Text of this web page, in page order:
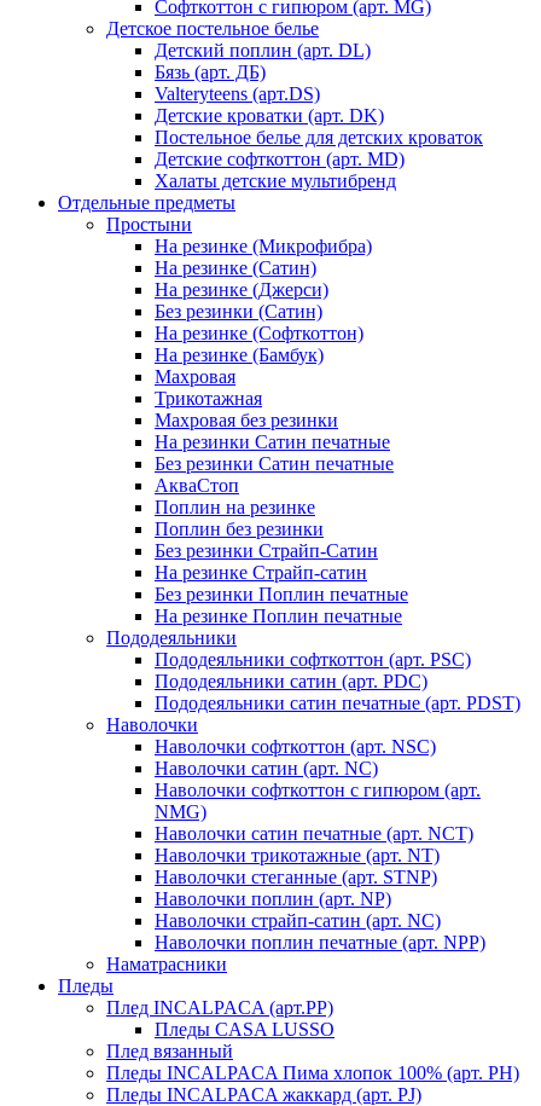
Софткоттон с гипюром (арт. MG)
Детское постельное белье
Детский поплин (арт. DL)
Бязь (арт. ДБ)
Valteryteens (арт.DS)
Детские кроватки (арт. DK)
Постельное белье для детских кроваток
Детские софткоттон (арт. MD)
Халаты детские мультибренд
Отдельные предметы
Простыни
На резинке (Микрофибра)
На резинке (Сатин)
На резинке (Джерси)
Без резинки (Сатин)
На резинке (Софткоттон)
На резинке (Бамбук)
Махровая
Трикотажная
Махровая без резинки
На резинки Сатин печатные
Без резинки Сатин печатные
АкваСтоп
Поплин на резинке
Поплин без резинки
Без резинки Страйп-Сатин
На резинке Страйп-сатин
Без резинки Поплин печатные
На резинке Поплин печатные
Пододеяльники
Пододеяльники софткоттон (арт. PSC)
Пододеяльники сатин (арт. PDC)
Пододеяльники сатин печатные (арт. PDST)
Наволочки
Наволочки софткоттон (арт. NSC)
Наволочки сатин (арт. NC)
Наволочки софткоттон с гипюром (арт.
NMG)
Наволочки сатин печатные (арт. NCT)
Наволочки трикотажные (арт. NT)
Наволочки стеганные (арт. STNP)
Наволочки поплин (арт. NP)
Наволочки страйп-сатин (арт. NC)
Наволочки поплин печатные (арт. NPP)
Наматрасники
Пледы
Плед INCALPACA (арт.PP)
Пледы CASA LUSSO
Плед вязанный
Пледы INCALPACA Пима хлопок 100% (арт. PH)
Пледы INCALPACA жаккард (арт. PJ)